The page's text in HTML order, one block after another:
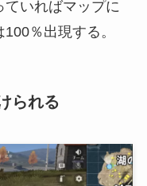
いればマップに
％出現する。
られる